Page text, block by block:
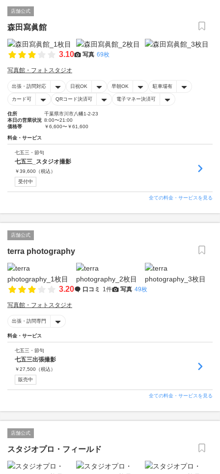
店舗公式
森田寫眞館
3.10 写真 69枚
写真館・フォトスタジオ
出張・訪問対応 日祝OK 早朝OK 駐車場有
カード可 QRコード決済可 電子マネー決済可
住所
千葉県市川市八幡1-2-23
本日の営業状況 8:00〜21:00
価格帯
￥6,600〜￥61,600
料金・サービス
七五三・節句
七五三_スタジオ撮影
￥39,600 （税込）
受付中
全ての料金・サービスを見る
店舗公式
terra photography
3.20 口コミ 1件 写真 49枚
写真館・フォトスタジオ
出張・訪問専門
料金・サービス
七五三・節句
七五三出張撮影
￥27,500 （税込）
販売中
全ての料金・サービスを見る
店舗公式
スタジオプロ・フィールド